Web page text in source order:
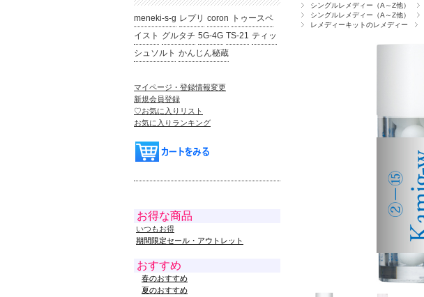
シングルレメディー（A～Z他）
シングルレメディー（A～Z他）
レメディーキットのレメディー
meneki-s-g レプリ coron
トゥースペ
イスト グルタチ 5G-4G TS-21 ティッ
シュソルト かんじん秘蔵
マイページ・登録情報変更
新規会員登録
♡お気に入りリスト
お気に入りランキング
お得な商品
いつもお得
期間限定セール・アウトレット
おすすめ
春のおすすめ
夏のおすすめ